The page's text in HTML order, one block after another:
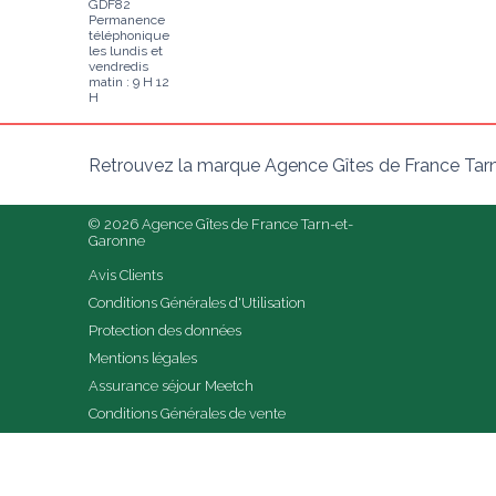
GDF82
Permanence
téléphonique
les lundis et
vendredis
matin : 9 H 12
H
Retrouvez la marque Agence Gîtes de France
© 2026 Agence Gîtes de France Tarn-et-
Garonne
Avis Clients
Conditions Générales d'Utilisation
Protection des données
Mentions légales
Assurance séjour Meetch
Conditions Générales de vente